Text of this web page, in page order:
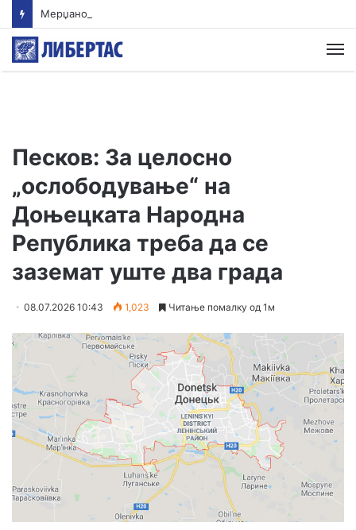
Песков: За целосно
„ослободување“ на
Доњецката Народна
Република треба да се
заземат уште два града
08.07.2026 10:43 1,023 Читање помалку од 1м